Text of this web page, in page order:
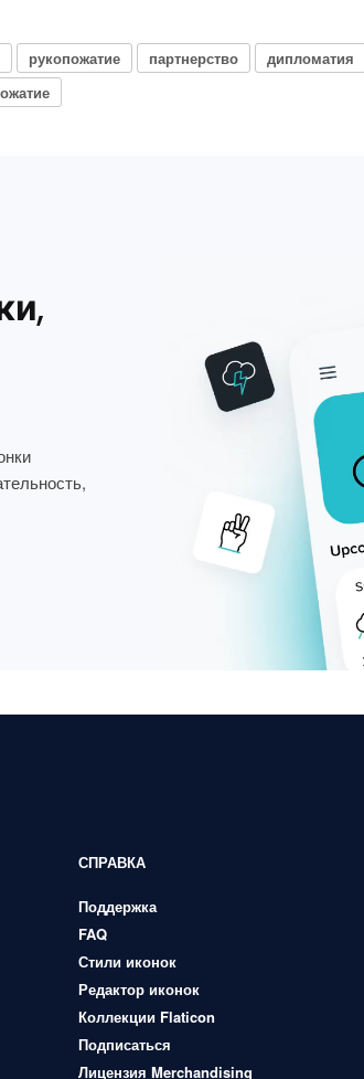
рукопожатие партнерство дипломатия
СПРАВКА
Поддержка
FAQ
Стили иконок
Редактор иконок
Коллекции Flaticon
Подписаться
Лицензия Merchandising